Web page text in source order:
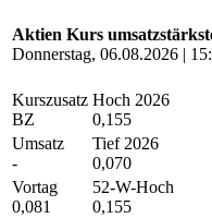
Aktien Kurs
Donnerstag, 06.08.2026 |
Kurszusatz
BZ
Hoch 2026
0,155
Umsatz
-
Tief 2026
0,070
Vortag
0,081
52-W-Hoch
0,155